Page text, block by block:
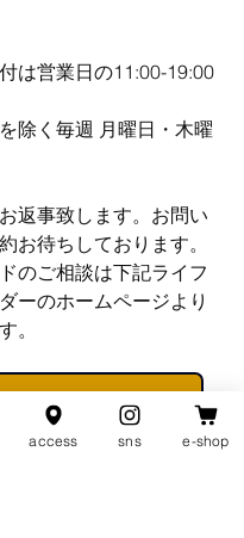
は営業日の11:00-19:00
除く毎週 月曜日・木曜
返事致します。お問い
お待ちしております。
のご相談は下記ライフ
ーのホームページより
。
イドのご相談はこちら >
access sns e-shop